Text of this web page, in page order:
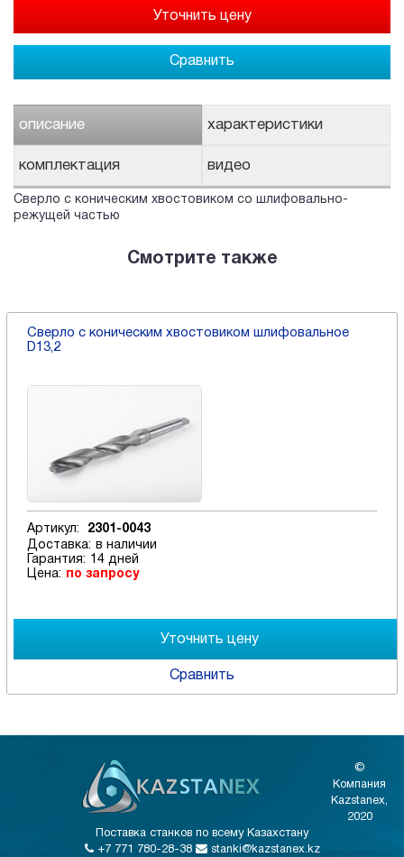
Сравнить
описание характеристики
комплектация видео
Сверло с коническим хвостовиком со шлифовально-
режущей частью
Смотрите также
Сверло с коническим хвостовиком шлифовальное
D13,2
Артикул:
2301-0043
Доставка: в наличии
Гарантия: 14 дней
Цена: по запросу
Сравнить
©
Компания
Kazstanex,
2020
Поставка станков по всему Казахстану
+7 771 780-28-38
stanki@kazstanex.kz